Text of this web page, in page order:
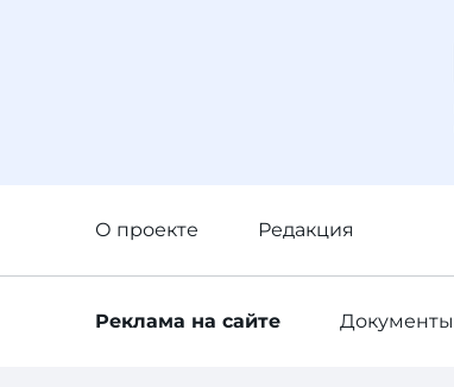
О проекте Редакция
Реклама на сайте Документы